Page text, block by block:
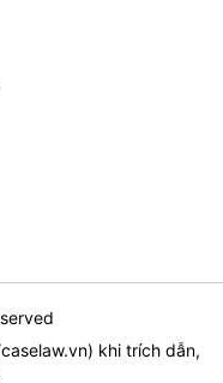
) khi trích dẫn,